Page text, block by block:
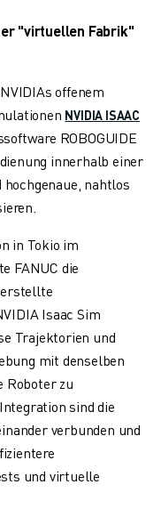
"virtuellen Fabrik"
offenem
NVIDIA ISAAC
ROBOGUIDE
innerhalb einer
nahtlos
in Tokio im
FANUC die
erstellte
Isaac Sim
Trajektorien und
mit denselben
Roboter zu
sind die
verbunden und
und virtuelle